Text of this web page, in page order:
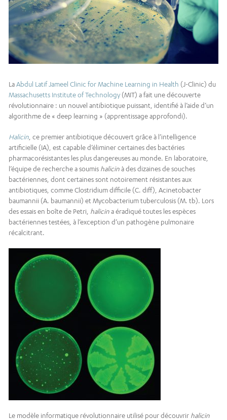
LaAbdul Latif Jameel Clinic for Machine Learning in Health (J-Clinic) du
Massachusetts Institute of Technology(MIT) a fait une découverte
révolutionnaire : un nouvel antibiotique puissant, identifié à l’aide d’un
algorithme de « deep learning » (apprentissage approfondi).
Halicin , ce premier antibiotique découvert grâce à l’intelligence
artificielle (IA), est capable d’éliminer certaines des bactéries
pharmacorésistantes les plus dangereuses au monde. En laboratoire,
l’équipe de recherche a soumis halicinà des dizaines de souches
bactériennes, dont certaines sont notoirement résistantes aux
antibiotiques, comme Clostridium difficile (C. diff), Acinetobacter
baumannii (A. baumannii) et Mycobacterium tuberculosis (M. tb). Lors
des essais en boîte de Petri, halicina éradiqué toutes les espèces
bactériennes testées, à l’exception d’un pathogène pulmonaire
récalcitrant.
Le modèle informatique révolutionnaire utilisé pour découvrir halicin